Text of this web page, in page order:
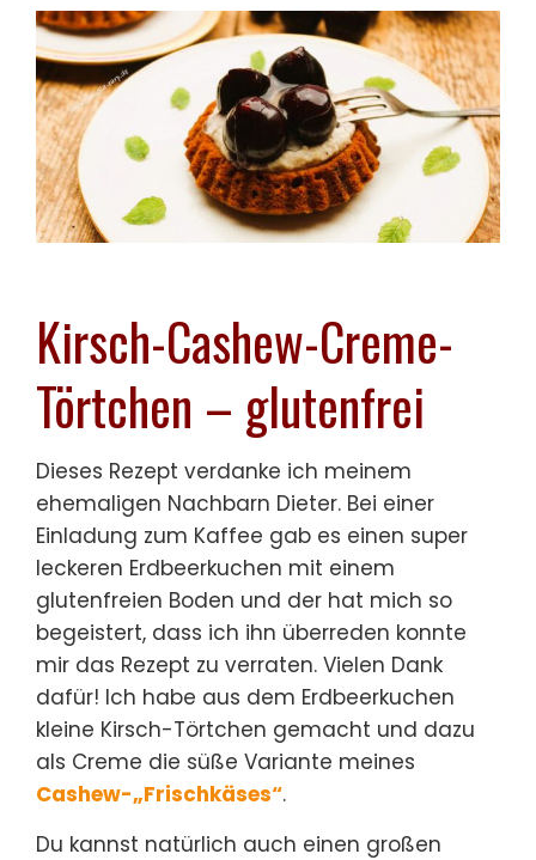
Kirsch-Cashew-Creme-
Törtchen – glutenfrei
Dieses Rezept verdanke ich meinem
ehemaligen Nachbarn Dieter. Bei einer
Einladung zum Kaffee gab es einen super
leckeren Erdbeerkuchen mit einem
glutenfreien Boden und der hat mich so
begeistert, dass ich ihn überreden konnte
mir das Rezept zu verraten. Vielen Dank
dafür! Ich habe aus dem Erdbeerkuchen
kleine Kirsch-Törtchen gemacht und dazu
als Creme die süße Variante meines
Cashew-„Frischkäses“.
Du kannst natürlich auch einen großen